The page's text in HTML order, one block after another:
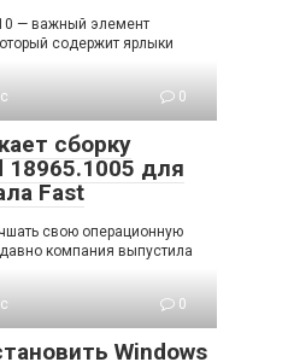
— важный элемент
содержит ярлыки
0
сборку
18965.1005 для
Fast
свою операционную
компания выпустила
0
Windows